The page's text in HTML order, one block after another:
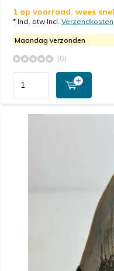
1 op voorraad, wees
* Incl. btw Incl. Verzendkosten
Maandag verzonden
(0)